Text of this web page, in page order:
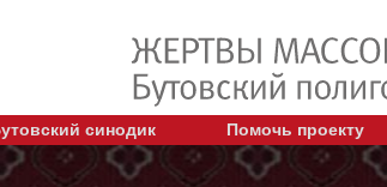
синодик Помочь проекту